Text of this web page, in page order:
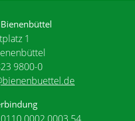
1
9800-0